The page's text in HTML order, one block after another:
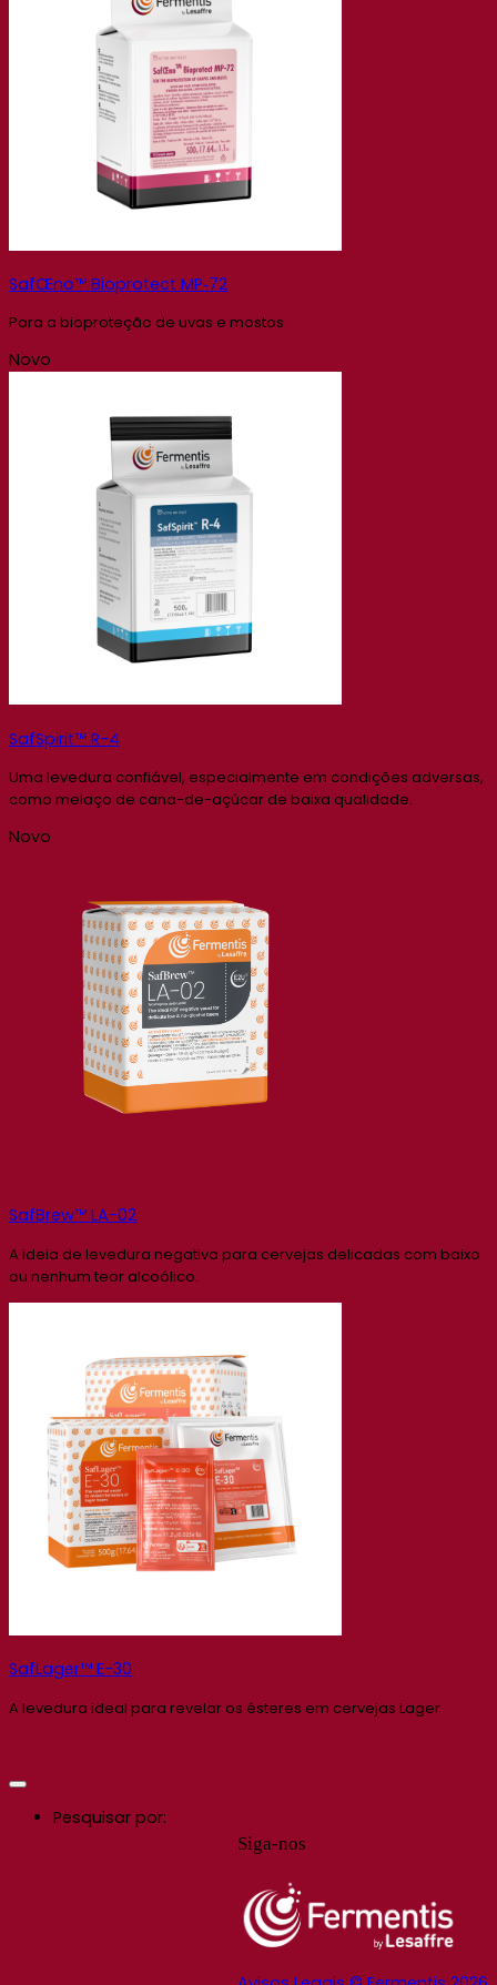
SafŒno™ Bioprotect MP‑72
Para a bioproteção de uvas e mostos
Novo
SafSpirit™ R-4
Uma levedura confiável, especialmente em condições adversas,
como melaço de cana-de-açúcar de baixa qualidade.
Novo
SafBrew™ LA-02
A ideia de levedura negativa para cervejas delicadas com baixo
ou nenhum teor alcoólico.
SafLager™ E-30
A levedura ideal para revelar os ésteres em cervejas Lager
Siga-nos
Pesquisar por: